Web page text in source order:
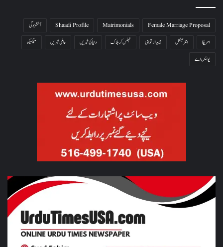
Female Marriage Proposal
Matrimonials
Shaadi Profile
آتشزدگی
امریکا
انٹرنیشنل بین الاقوامی جھلس کر ہلاک دنیا کی خبریں عالمی خبریں
میکسیکو
یو ایس اے